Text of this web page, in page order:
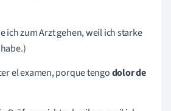
ich zum Arzt gehen, weil ich starke
elexamen,porquetengodolor de